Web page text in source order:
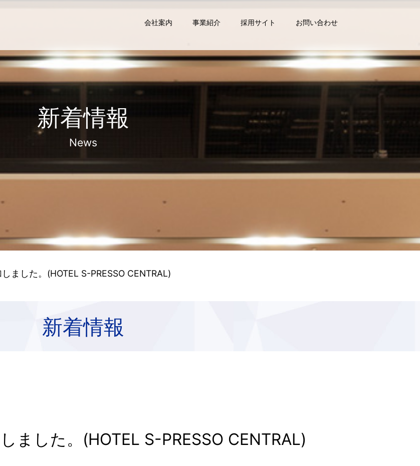
会社案内 事業紹介 採用サイト お問い合わせ
新着情報
News
ました。(HOTEL S-PRESSO CENTRAL)
新着情報
ました。(HOTEL S-PRESSO CENTRAL)